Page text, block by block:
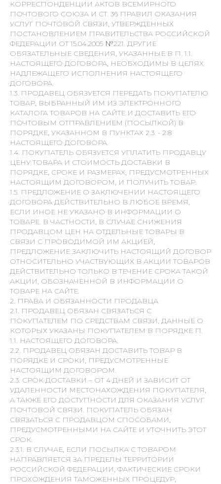
КОРРЕСПОНДЕНЦИИ АКТОВ ВСЕМИРНОГО
ПОЧТОВОГО СОЮЗА И СТ. 36 ПРАВИЛ ОКАЗАНИЯ
УСЛУГ ПОЧТОВОЙ СВЯЗИ, УТВЕРЖДЕННЫХ
ПОСТАНОВЛЕНИЕМ ПРАВИТЕЛЬСТВА РОССИЙСКОЙ
ФЕДЕРАЦИИ ОТ 15.04.2005 №221. ДРУГИЕ
ОБЯЗАТЕЛЬНЫЕ СВЕДЕНИЯ, УКАЗАННЫЕ В П. 1.1.
НАСТОЯЩЕГО ДОГОВОРА, НЕОБХОДИМЫ В ЦЕЛЯХ
НАДЛЕЖАЩЕГО ИСПОЛНЕНИЯ НАСТОЯЩЕГО
ДОГОВОРА.
1.3. ПРОДАВЕЦ ОБЯЗУЕТСЯ ПЕРЕДАТЬ ПОКУПАТЕЛЮ
ТОВАР, ВЫБРАННЫЙ ИМ ИЗ ЭЛЕКТРОННОГО
КАТАЛОГА ТОВАРОВ НА САЙТЕ И ДОСТАВИТЬ ЕГО
ПОЧТОВЫМ ОТПРАВЛЕНИЕМ (ПОСЫЛКОЙ) В
ПОРЯДКЕ, УКАЗАННОМ В ПУНКТАХ 2.3. - 2.8
НАСТОЯЩЕГО ДОГОВОРА.
1.4. ПОКУПАТЕЛЬ ОБЯЗУЕТСЯ УПЛАТИТЬ ПРОДАВЦУ
ЦЕНУ ТОВАРА И СТОИМОСТЬ ДОСТАВКИ В
ПОРЯДКЕ, СРОКЕ И РАЗМЕРАХ, ПРЕДУСМОТРЕННЫХ
НАСТОЯЩИМ ДОГОВОРОМ, И ПОЛУЧИТЬ ТОВАР.
1.5. ПРЕДЛОЖЕНИЕ О ЗАКЛЮЧЕНИИ НАСТОЯЩЕГО
ДОГОВОРА ДЕЙСТВИТЕЛЬНО В ЛЮБОЕ ВРЕМЯ,
ЕСЛИ ИНОЕ НЕ УКАЗАНО В ИНФОРМАЦИИ О
ТОВАРЕ. В ЧАСТНОСТИ, В СЛУЧАЕ СНИЖЕНИЯ
ПРОДАВЦОМ ЦЕН НА ОТДЕЛЬНЫЕ ТОВАРЫ В
СВЯЗИ С ПРОВОДИМОЙ ИМ АКЦИЕЙ,
ПРЕДЛОЖЕНИЕ ЗАКЛЮЧИТЬ НАСТОЯЩИЙ ДОГОВОР
ОТНОСИТЕЛЬНО УЧАСТВУЮЩИХ В АКЦИИ ТОВАРОВ
ДЕЙСТВИТЕЛЬНО ТОЛЬКО В ТЕЧЕНИЕ СРОКА ТАКОЙ
АКЦИИ, ОБОЗНАЧЕННОЙ В ИНФОРМАЦИИ О
ТОВАРЕ НА САЙТЕ.
2. ПРАВА И ОБЯЗАННОСТИ ПРОДАВЦА
2.1. ПРОДАВЕЦ ОБЯЗАН СВЯЗАТЬСЯ С
ПОКУПАТЕЛЕМ ПО СРЕДСТВАМ СВЯЗИ, ДАННЫЕ О
КОТОРЫХ УКАЗАНЫ ПОКУПАТЕЛЕМ В ПОРЯДКЕ П.
1.1. НАСТОЯЩЕГО ДОГОВОРА.
2.2. ПРОДАВЕЦ ОБЯЗАН ДОСТАВИТЬ ТОВАР В
ПОРЯДКЕ И СРОКИ, ПРЕДУСМОТРЕННЫЕ
НАСТОЯЩИМ ДОГОВОРОМ.
2.3. СРОК ДОСТАВКИ – ОТ 4 ДНЕЙ И ЗАВИСИТ ОТ
УДАЛЕННОСТИ МЕСТОНАХОЖДЕНИЯ ПОКУПАТЕЛЯ,
А ТАКЖЕ ЕГО ДОСТУПНОСТИ ДЛЯ ОКАЗАНИЯ УСЛУГ
ПОЧТОВОЙ СВЯЗИ. ПОКУПАТЕЛЬ ОБЯЗАН
СВЯЗАТЬСЯ С ПРОДАВЦОМ СПОСОБАМИ,
ПРЕДУСМОТРЕННЫМИ НА САЙТЕ И УТОЧНИТЬ ЭТОТ
СРОК.
2.3.1. В СЛУЧАЕ, ЕСЛИ ПОСЫЛКА С ТОВАРОМ
НАПРАВЛЯЕТСЯ ЗА ПРЕДЕЛЫ ТЕРРИТОРИИ
РОССИЙСКОЙ ФЕДЕРАЦИИ, ФАКТИЧЕСКИЕ СРОКИ
ПРОХОЖДЕНИЯ ТАМОЖЕННЫХ ПРОЦЕДУР,